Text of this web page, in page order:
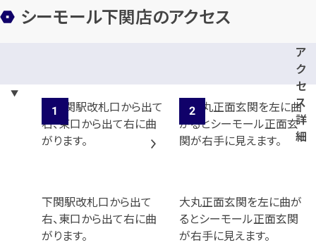
カンタン無料
最短1分！今すぐ査定金額をお伝えいた
します
【総合受付】24時間・年中無休(年末年
始除く)
シーモール下関店のアクセス
ア
ク
セ
ス
詳
細
下関駅改札口から出て
右、東口から出て右に曲
がります。
大丸正面玄関を左に曲が
るとシーモール正面玄関
が右手に見えます。